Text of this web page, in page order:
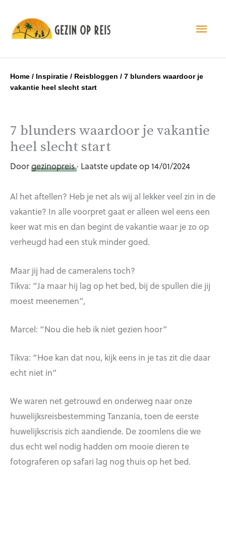
Home / Inspiratie / Reisbloggen / 7 blunders waardoor je
vakantie heel slecht start
7 blunders waardoor je vakantie
heel slecht start
Doorgezinopreis· Laatste update op 14/01/2024
Al het aftellen? Heb je net als wij al lekker veel zin in de
vakantie? In alle voorpret gaat er alleen wel eens een
keer wat mis en dan begint de vakantie waar je zo op
verheugd had een stuk minder goed.
Maar jij had de cameralens toch?
Tikva: “Ja maar hij lag op het bed, bij de spullen die jij
moest meenemen”,
Marcel: “Nou die heb ik niet gezien hoor”
Tikva: “Hoe kan dat nou, kijk eens in je tas zit die daar
echt niet in”
We waren net getrouwd en onderweg naar onze
huwelijksreisbestemming Tanzania, toen de eerste
huwelijkscrisis zich aandiende. De zoomlens die we
dus echt wel nodig hadden om mooie dieren te
fotograferen op safari lag nog thuis op het bed.